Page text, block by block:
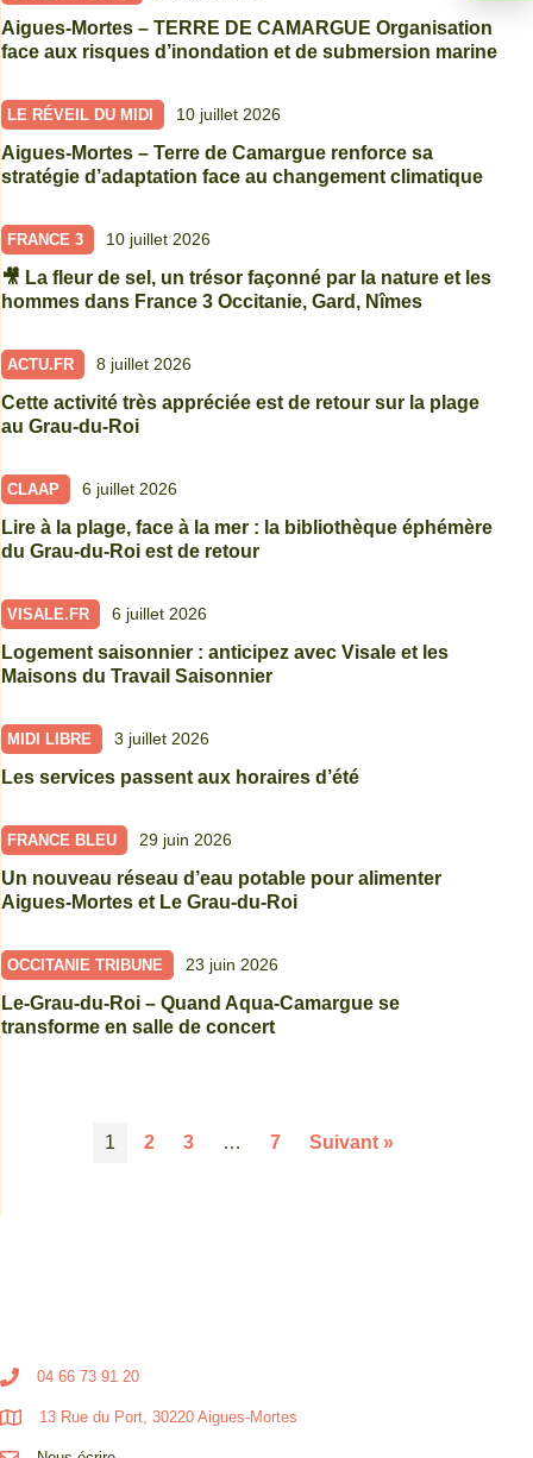
Aigues-Mortes – TERRE DE CAMARGUE Organisation
face aux risques d’inondation et de submersion marine
LE RÉVEIL DU MIDI 10 juillet 2026
Aigues-Mortes – Terre de Camargue renforce sa
stratégie d’adaptation face au changement climatique
FRANCE 3 10 juillet 2026
🎥 La fleur de sel, un trésor façonné par la nature et les
hommes dans France 3 Occitanie, Gard, Nîmes
ACTU.FR 8 juillet 2026
Cette activité très appréciée est de retour sur la plage
au Grau-du-Roi
CLAAP 6 juillet 2026
Lire à la plage, face à la mer : la bibliothèque éphémère
du Grau-du-Roi est de retour
VISALE.FR 6 juillet 2026
Logement saisonnier : anticipez avec Visale et les
Maisons du Travail Saisonnier
MIDI LIBRE 3 juillet 2026
Les services passent aux horaires d’été
FRANCE BLEU 29 juin 2026
Un nouveau réseau d’eau potable pour alimenter
Aigues-Mortes et Le Grau-du-Roi
OCCITANIE TRIBUNE 23 juin 2026
Le-Grau-du-Roi – Quand Aqua-Camargue se
transforme en salle de concert
1 2 3 … 7 Suivant »
04 66 73 91 20
13 Rue du Port, 30220 Aigues-Mortes